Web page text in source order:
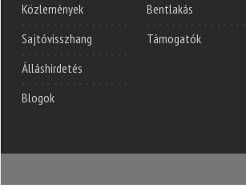
Közlemények
Sajtóvisszhang
Álláshirdetés
Blogok
Bentlakás
Támogatók